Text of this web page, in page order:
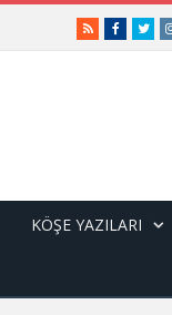
RSSFacebook
KÖŞE YAZILARI